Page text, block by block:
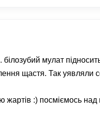
мулат
щастя. Так уявляли
:) посміємось